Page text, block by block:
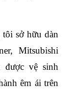
tôi sở hữu dàn
Mitsubishi
được vệ sinh
êm ái trên